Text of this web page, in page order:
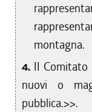
montagna.
4. II Comitato
nuovi o
pubblica.>>.